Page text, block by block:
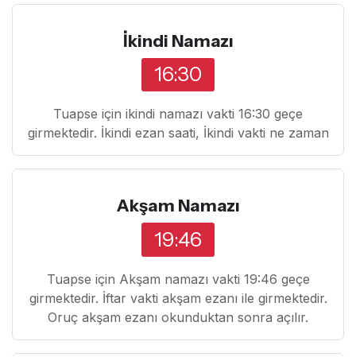
İkindi Namazı
16:30
Tuapse için ikindi namazı vakti 16:30 geçe
girmektedir. İkindi ezan saati, İkindi vakti ne zaman
Akşam Namazı
19:46
Tuapse için Akşam namazı vakti 19:46 geçe
girmektedir. İftar vakti akşam ezanı ile girmektedir.
Oruç akşam ezanı okunduktan sonra açılır.